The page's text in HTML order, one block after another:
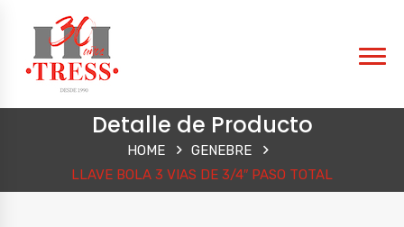
Detalle de Producto
HOME
GENEBRE
LLAVE BOLA 3 VIAS DE 3/4″ PASO TOTAL